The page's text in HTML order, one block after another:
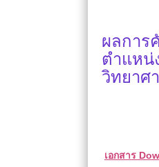
ผลการ
ตำแหน่
วิทยาศ
เอกสาร